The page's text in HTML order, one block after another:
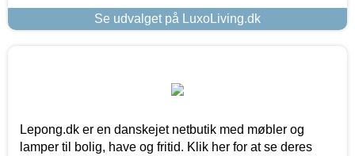
Se udvalget på LuxoLiving.dk
Lepong.dk er en danskejet netbutik med møbler og
lamper til bolig, have og fritid. Klik her for at se deres